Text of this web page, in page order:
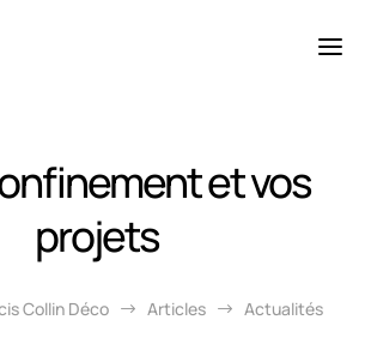
et vos
projets
Collin Déco $ Articles $ Actualités